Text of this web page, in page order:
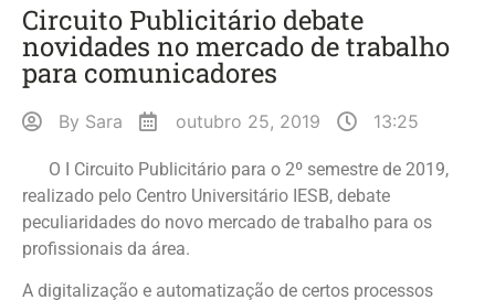
Circuito Publicitário debate
novidades no mercado de trabalho
para comunicadores
By Sara outubro 25, 2019 13:25
O I Circuito Publicitário para o 2º semestre de 2019,
realizado pelo Centro Universitário IESB, debate
peculiaridades do novo mercado de trabalho para os
profissionais da área.
A digitalização e automatização de certos processos